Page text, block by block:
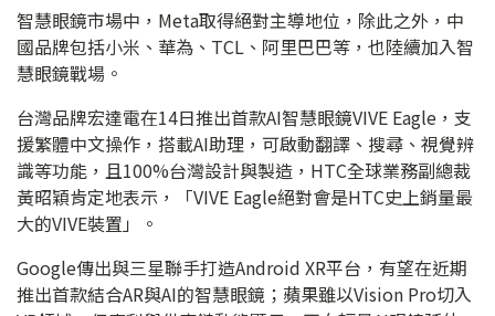
智慧眼鏡市場中，Meta取得絕對主導地位，除此之外，中
國品牌包括小米、華為、TCL、阿里巴巴等，也陸續加入智
慧眼鏡戰場。
台灣品牌宏達電在14日推出首款AI智慧眼鏡VIVE Eagle，支
援繁體中文操作，搭載AI助理，可啟動翻譯、搜尋、視覺辨
識等功能，且100%台灣設計與製造，HTC全球業務副總裁
黃昭穎肯定地表示，「VIVE Eagle絕對會是HTC史上銷量最
大的VIVE裝置」。
Google傳出與三星聯手打造Android XR平台，有望在近期
推出首款結合AR與AI的智慧眼鏡；蘋果雖以Vision Pro切入